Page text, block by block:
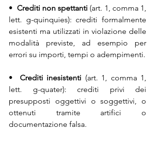
• Crediti non spettanti (art. 1, comma 1,
lett. g-quinquies): crediti formalmente
esistenti ma utilizzati in violazione delle
modalità previste, ad esempio per
errori su importi, tempi o adempimenti.
• Crediti inesistenti (art. 1, comma 1,
lett. g-quater): crediti privi dei
presupposti oggettivi o soggettivi, o
ottenuti tramite artifici o
documentazione falsa.